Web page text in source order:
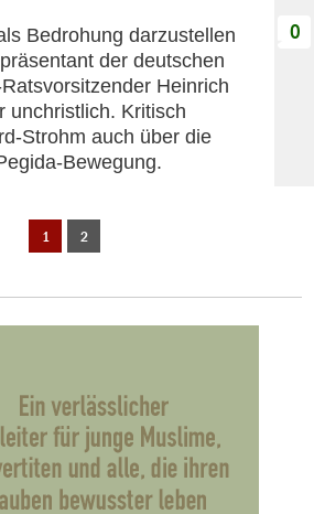
Bedrohung darzustellen
der deutschen
Heinrich
unchristlich. Kritisch
Strohm auch über die
Bewegung.
0
1 2